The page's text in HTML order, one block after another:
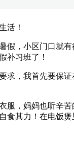
活！
，小区门口就
补习班了！
，我首先要保
，妈妈也听辛
其力！在电饭